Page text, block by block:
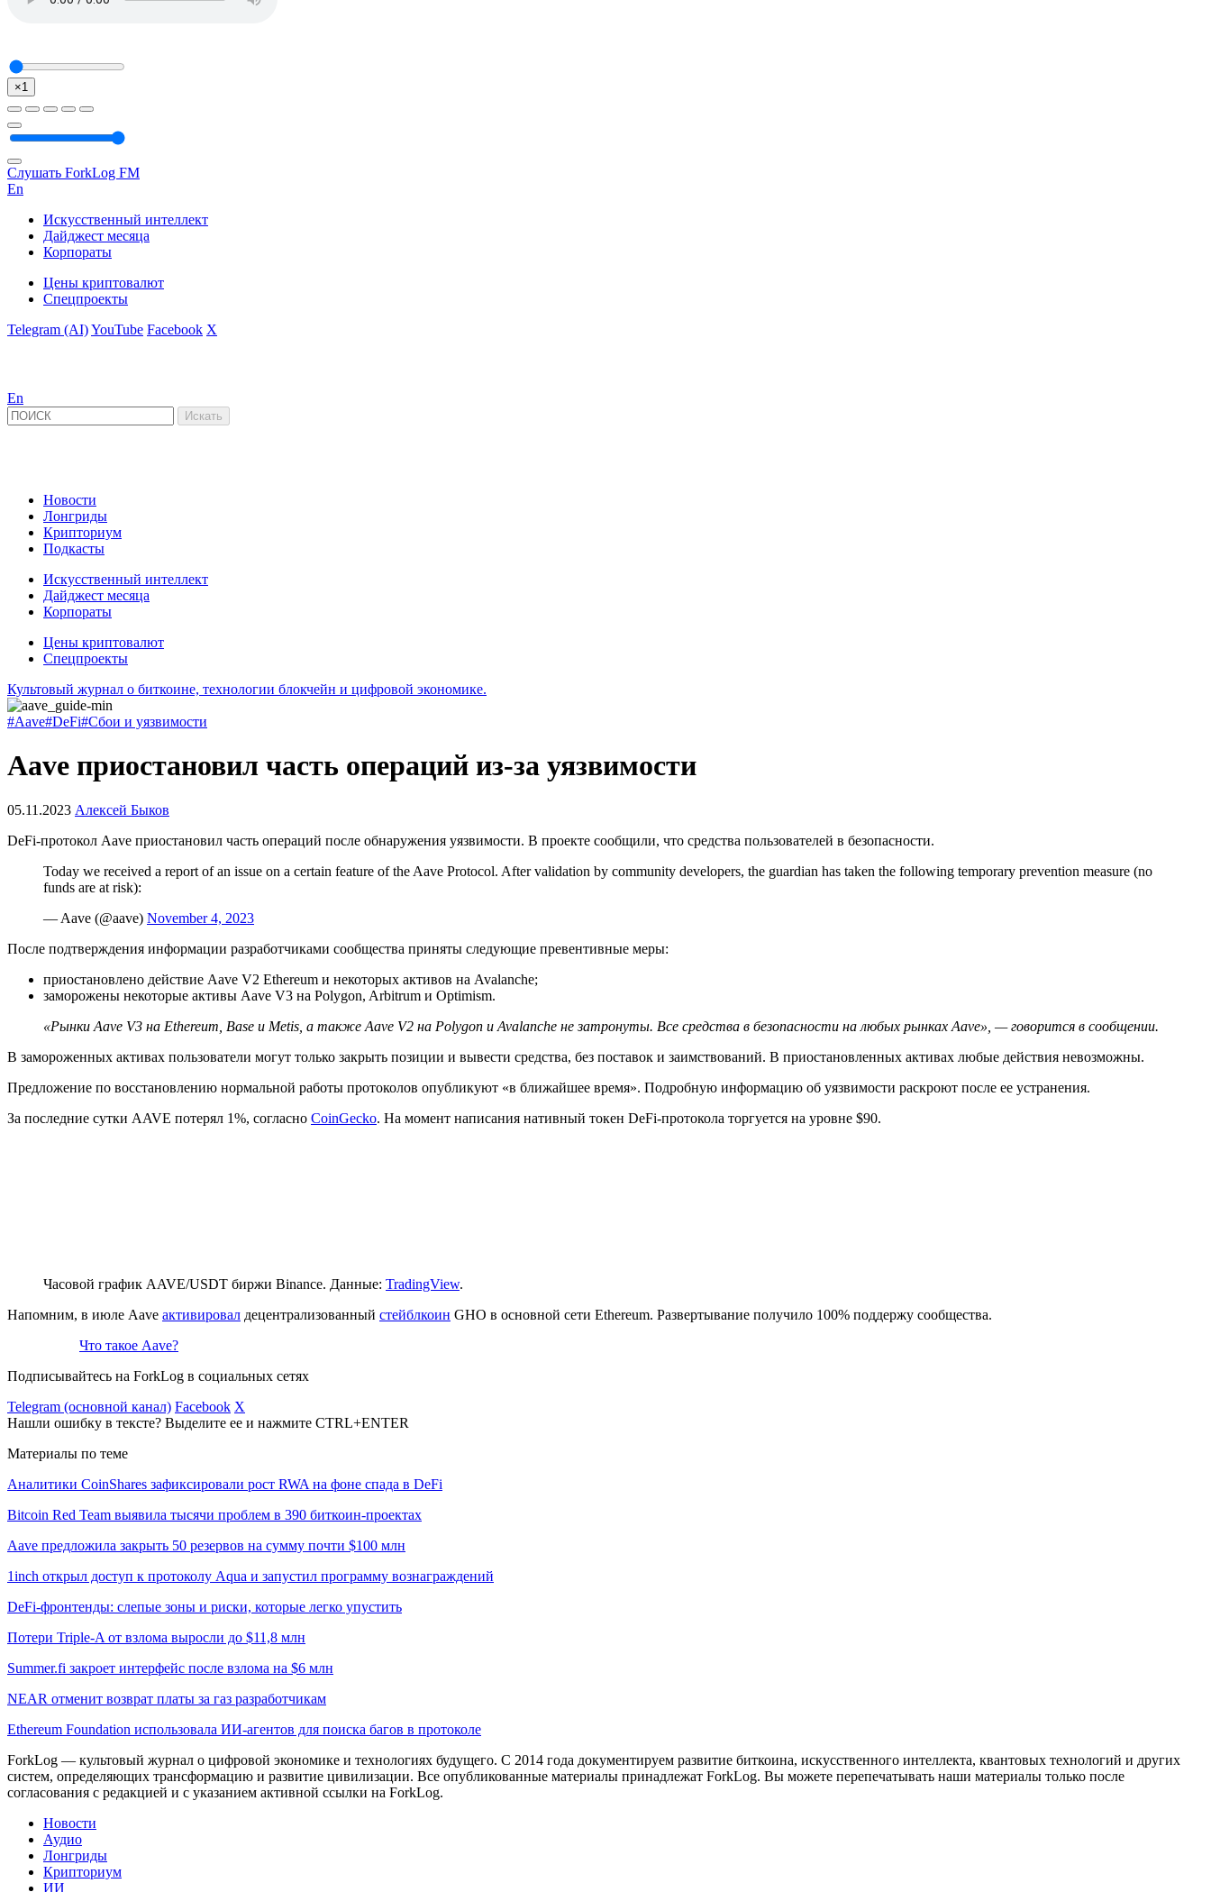
×1
Слушать ForkLog FM
En
Искусственный интеллект
Дайджест месяца
Корпораты
Цены криптовалют
Спецпроекты
Telegram (AI)YouTube Facebook X
En
Новости
Лонгриды
Крипториум
Подкасты
Искусственный интеллект
Дайджест месяца
Корпораты
Цены криптовалют
Спецпроекты
Культовый журнал о биткоине, технологии блокчейн и цифровой экономике.
#Aave#DeFi#Сбои и уязвимости
Aave приостановил часть операций из-за уязвимости
05.11.2023 Алексей Быков
DeFi-протокол Aave приостановил часть операций после обнаружения уязвимости. В проекте сообщили, что средства пользователей в безопасности.
Today we received a report of an issue on a certain feature of the Aave Protocol. After validation by community developers, the guardian has taken the following temporary prevention measure (no
funds are at risk):
— Aave (@aave) November 4, 2023
После подтверждения информации разработчиками сообщества приняты следующие превентивные меры:
приостановлено действие Aave V2 Ethereum и некоторых активов на Avalanche;
заморожены некоторые активы Aave V3 на Polygon, Arbitrum и Optimism.
«Рынки Aave V3 на Ethereum, Base и Metis, а также Aave V2 на Polygon и Avalanche не затронуты. Все средства в безопасности на любых рынках Aave», — говорится в сообщении.
В замороженных активах пользователи могут только закрыть позиции и вывести средства, без поставок и заимствований. В приостановленных активах любые действия невозможны.
Предложение по восстановлению нормальной работы протоколов опубликуют «в ближайшее время». Подробную информацию об уязвимости раскроют после ее устранения.
За последние сутки AAVE потерял 1%, согласно CoinGecko. На момент написания нативный токен DeFi-протокола торгуется на уровне $90.
Часовой график AAVE/USDT биржи Binance. Данные: TradingView.
Напомним, в июле Aave активировал децентрализованный стейблкоин GHO в основной сети Ethereum. Развертывание получило 100% поддержу сообщества.
Что такое Aave?
Подписывайтесь на ForkLog в социальных сетях
Telegram (основной канал) Facebook X
Нашли ошибку в тексте? Выделите ее и нажмите CTRL+ENTER
Материалы по теме
Аналитики CoinShares зафиксировали рост RWA на фоне спада в DeFi
Bitcoin Red Team выявила тысячи проблем в 390 биткоин-проектах
Aave предложила закрыть 50 резервов на сумму почти $100 млн
1inch открыл доступ к протоколу Aqua и запустил программу вознаграждений
DeFi-фронтенды: слепые зоны и риски, которые легко упустить
Потери Triple-A от взлома выросли до $11,8 млн
Summer.fi закроет интерфейс после взлома на $6 млн
NEAR отменит возврат платы за газ разработчикам
Ethereum Foundation использовала ИИ-агентов для поиска багов в протоколе
ForkLog — культовый журнал о цифровой экономике и технологиях будущего. С 2014 года документируем развитие биткоина, искусственного интеллекта, квантовых технологий и других
систем, определяющих трансформацию и развитие цивилизации. Все опубликованные материалы принадлежат ForkLog. Вы можете перепечатывать наши материалы только после
согласования с редакцией и с указанием активной ссылки на ForkLog.
Новости
Аудио
Лонгриды
Крипториум
ИИ